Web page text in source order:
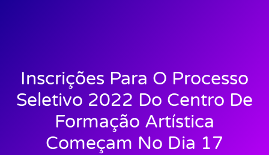
Inscrições Para O Processo
Seletivo 2022 Do Centro De
Formação Artística
Começam No Dia 17